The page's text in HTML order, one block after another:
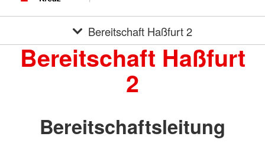
Bereitschaft Haßfurt 2
Bereitschaft Haßfurt
2
Bereitschaftsleitung